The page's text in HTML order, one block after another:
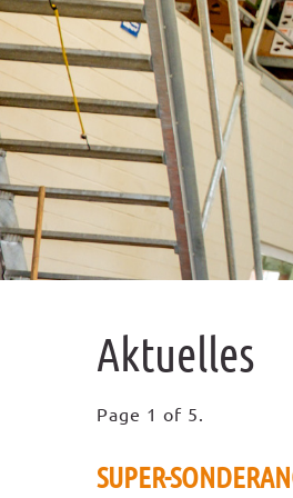
Aktuelles
Page 1 of 5.
SUPER-